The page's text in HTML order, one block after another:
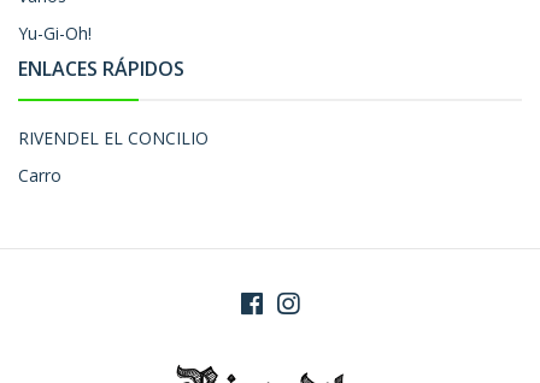
Yu-Gi-Oh!
ENLACES RÁPIDOS
RIVENDEL EL CONCILIO
Carro